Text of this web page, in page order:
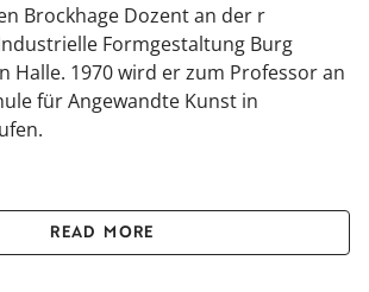
Brockhage Dozent an der r
Formgestaltung Burg
Halle. 1970 wird er zum Professor an
für Angewandte Kunst in
die Erzgebirgische Schnitzkunst,
und Marianne Brandt, mit der
READ MORE